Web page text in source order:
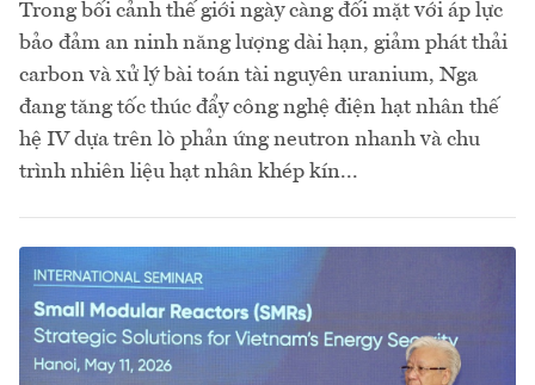
Trong bối cảnh thế giới ngày càng đối mặt với áp lực
bảo đảm an ninh năng lượng dài hạn, giảm phát thải
carbon và xử lý bài toán tài nguyên uranium, Nga
đang tăng tốc thúc đẩy công nghệ điện hạt nhân thế
hệ IV dựa trên lò phản ứng neutron nhanh và chu
trình nhiên liệu hạt nhân khép kín...